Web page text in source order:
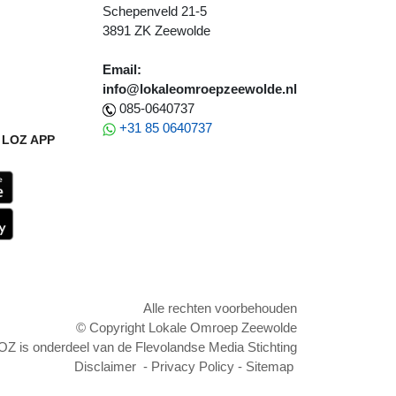
APP
Schepenveld 21-5
3891 ZK Zeewolde
Email:
info@lokaleomroepzeewolde.nl
085-0640737
+31 85 0640737
Alle rechten voorbehouden
© Copyright Lokale Omroep Zeewolde
is onderdeel van de Flevolandse Media Stichting
Disclaimer - Privacy Policy - Sitemap